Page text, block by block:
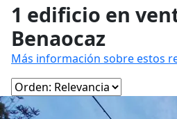
1 edificio en
Benaocaz
Más información sobre estos